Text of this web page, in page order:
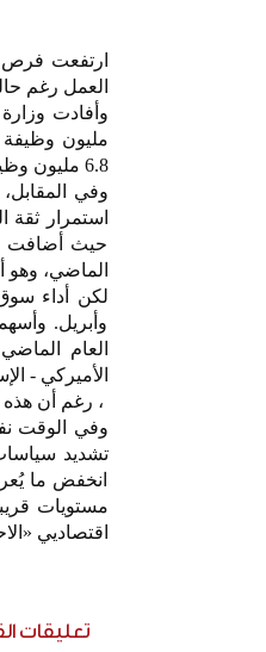
ارتفعت فرص
العمل رغم
6.8 مليون وظيفة شاغرة.
وفي
الماضي، وهو
وأبريل.
العام
الأميركي -
، رغم أن هذه
وفي الوقت
تشديد
انخفض ما
اقتصاديي
تعليقات